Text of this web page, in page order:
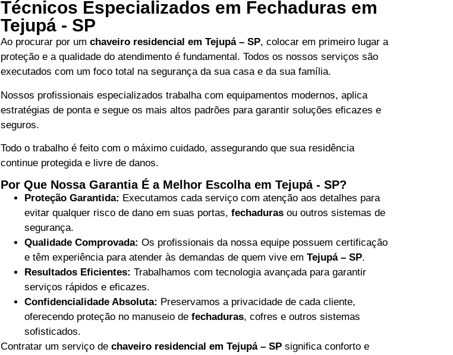
Técnicos Especializados em Fechaduras em
Tejupá - SP
Ao procurar por um chaveiro residencial em Tejupá – SP, colocar em primeiro lugar a
proteção e a qualidade do atendimento é fundamental. Todos os nossos serviços são
executados com um foco total na segurança da sua casa e da sua família.
Nossos profissionais especializados trabalha com equipamentos modernos, aplica
estratégias de ponta e segue os mais altos padrões para garantir soluções eficazes e
seguros.
Todo o trabalho é feito com o máximo cuidado, assegurando que sua residência
continue protegida e livre de danos.
Por Que Nossa Garantia É a Melhor Escolha em Tejupá - SP?
Proteção Garantida: Executamos cada serviço com atenção aos detalhes para
evitar qualquer risco de dano em suas portas, fechaduras ou outros sistemas de
segurança.
Qualidade Comprovada: Os profissionais da nossa equipe possuem certificação
e têm experiência para atender às demandas de quem vive em Tejupá – SP.
Resultados Eficientes: Trabalhamos com tecnologia avançada para garantir
serviços rápidos e eficazes.
Confidencialidade Absoluta: Preservamos a privacidade de cada cliente,
oferecendo proteção no manuseio de fechaduras, cofres e outros sistemas
sofisticados.
Contratar um serviço de chaveiro residencial em Tejupá – SP significa conforto e